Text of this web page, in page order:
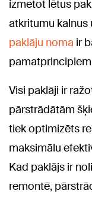
izmetot lētus
atkritumu kalnus
paklāju noma ir
Visi paklāji ir
pārstrādātām
tiek optimizēts
maksimālu
Kad paklājs ir
remontē,